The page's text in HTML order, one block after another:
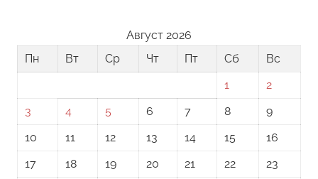
Август 2026
Пн
Вт Ср Чт Пт Сб
Вс
1
2
3
4 5 6 7 8
9
10
11 12 13 14 15
16
17
18 19 20 21 22
23